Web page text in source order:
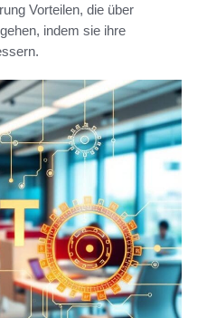
Vorteilen, die über
indem sie ihre